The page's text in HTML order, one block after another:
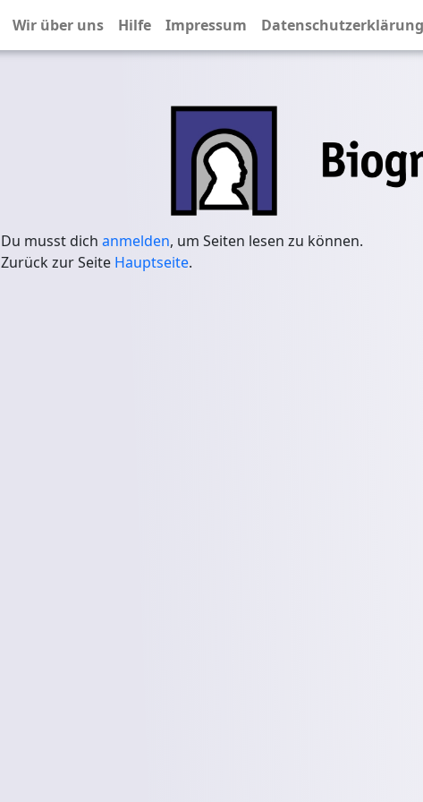
Wir über uns Hilfe Impressum Datenschutzerklärung
Du musst dich anmelden, um Seiten lesen zu können.
Zurück zur Seite Hauptseite.